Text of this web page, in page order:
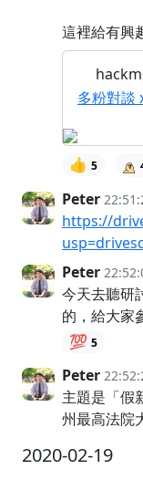
這裡給有興
多粉對談
👍 5
Peter
https://
Peter
今天去聽研
的，給大家
💯 5
Peter
主題是「假
州最高法院
2020-02-19